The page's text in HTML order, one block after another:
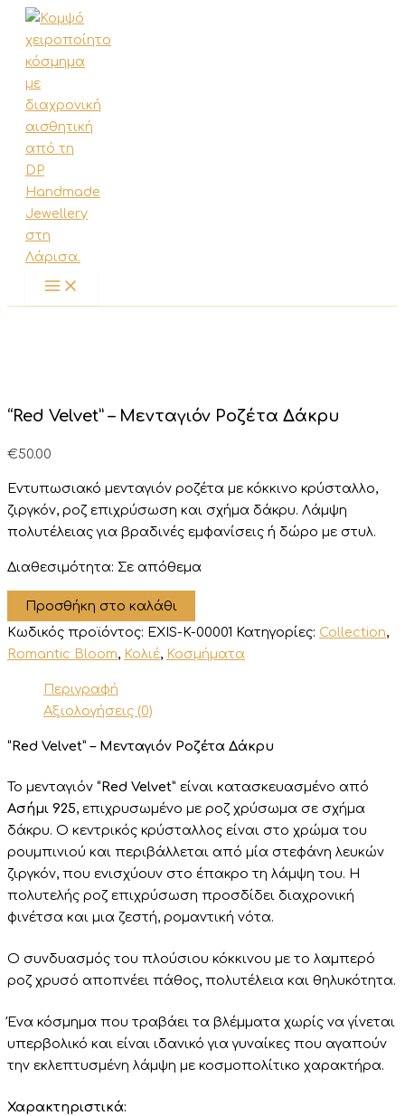
Μετάβαση
στο
περιεχόμενο
“Red Velvet” – Μενταγιόν Ροζέτα Δάκρυ
€50.00
Εντυπωσιακό μενταγιόν ροζέτα με κόκκινο κρύσταλλο,
ζιργκόν, ροζ επιχρύσωση και σχήμα δάκρυ. Λάμψη
πολυτέλειας για βραδινές εμφανίσεις ή δώρο με στυλ.
Διαθεσιμότητα: Σε απόθεμα
"Red
Velvet"
-
Μενταγιόν
Δάκρυ
ποσότητα
Προσθήκη στο καλάθι
Κωδικός προϊόντος: EXIS-K-00001 Κατηγορίες: Collection,
Romantic Bloom, Κολιέ, Κοσμήματα
Περιγραφή
Αξιολογήσεις (0)
“Red Velvet” – Μενταγιόν Ροζέτα Δάκρυ
Το μενταγιόν “Red Velvet” είναι κατασκευασμένο από
Ασήμι 925, επιχρυσωμένο με ροζ χρύσωμα σε σχήμα
δάκρυ. Ο κεντρικός κρύσταλλος είναι στο χρώμα του
ρουμπινιού και περιβάλλεται από μία στεφάνη λευκών
ζιργκόν, που ενισχύουν στο έπακρο τη λάμψη του. Η
πολυτελής ροζ επιχρύσωση προσδίδει διαχρονική
φινέτσα και μια ζεστή, ρομαντική νότα.
Ο συνδυασμός του πλούσιου κόκκινου με το λαμπερό
ροζ χρυσό αποπνέει πάθος, πολυτέλεια και θηλυκότητα.
Ένα κόσμημα που τραβάει τα βλέμματα χωρίς να γίνεται
υπερβολικό και είναι ιδανικό για γυναίκες που αγαπούν
την εκλεπτυσμένη λάμψη με κοσμοπολίτικο χαρακτήρα.
Χαρακτηριστικά: